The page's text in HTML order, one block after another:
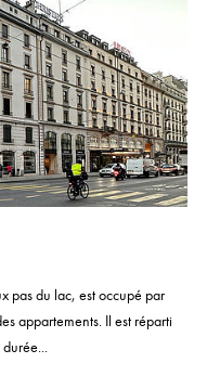
pas du lac, est occupé par
appartements. Il est réparti